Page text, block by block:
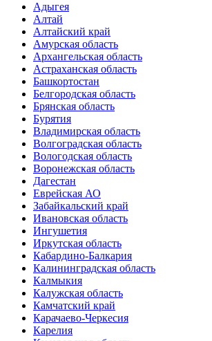
Адыгея
Алтай
Алтайский край
Амурская область
Архангельская область
Астраханская область
Башкортостан
Белгородская область
Брянская область
Бурятия
Владимирская область
Волгоградская область
Вологодская область
Воронежская область
Дагестан
Еврейская АО
Забайкальский край
Ивановская область
Ингушетия
Иркутская область
Кабардино-Балкария
Калининградская область
Калмыкия
Калужская область
Камчатский край
Карачаево-Черкесия
Карелия